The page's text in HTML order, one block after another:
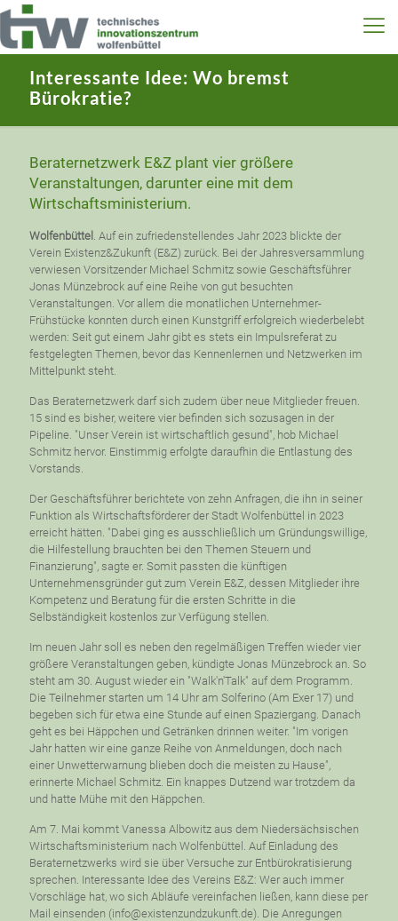
Interessante Idee: Wo bremst
Bürokratie?
Beraternetzwerk E&Z plant vier größere
Veranstaltungen, darunter eine mit dem
Wirtschaftsministerium.
Wolfenbüttel . Auf ein zufriedenstellendes Jahr 2023 blickte der
Verein Existenz&Zukunft (E&Z) zurück. Bei der Jahresversammlung
verwiesen Vorsitzender Michael Schmitz sowie Geschäftsführer
Jonas Münzebrock auf eine Reihe von gut besuchten
Veranstaltungen. Vor allem die monatlichen Unternehmer-
Frühstücke konnten durch einen Kunstgriff erfolgreich wiederbelebt
werden: Seit gut einem Jahr gibt es stets ein Impulsreferat zu
festgelegten Themen, bevor das Kennenlernen und Netzwerken im
Mittelpunkt steht.
Das Beraternetzwerk darf sich zudem über neue Mitglieder freuen.
15 sind es bisher, weitere vier befinden sich sozusagen in der
Pipeline. "Unser Verein ist wirtschaftlich gesund", hob Michael
Schmitz hervor. Einstimmig erfolgte daraufhin die Entlastung des
Vorstands.
Der Geschäftsführer berichtete von zehn Anfragen, die ihn in seiner
Funktion als Wirtschaftsförderer der Stadt Wolfenbüttel in 2023
erreicht hätten. "Dabei ging es ausschließlich um Gründungswillige,
die Hilfestellung brauchten bei den Themen Steuern und
Finanzierung", sagte er. Somit passten die künftigen
Unternehmensgründer gut zum Verein E&Z, dessen Mitglieder ihre
Kompetenz und Beratung für die ersten Schritte in die
Selbständigkeit kostenlos zur Verfügung stellen.
Im neuen Jahr soll es neben den regelmäßigen Treffen wieder vier
größere Veranstaltungen geben, kündigte Jonas Münzebrock an. So
steht am 30. August wieder ein "Walk'n'Talk" auf dem Programm.
Die Teilnehmer starten um 14 Uhr am Solferino (Am Exer 17) und
begeben sich für etwa eine Stunde auf einen Spaziergang. Danach
geht es bei Häppchen und Getränken drinnen weiter. "Im vorigen
Jahr hatten wir eine ganze Reihe von Anmeldungen, doch nach
einer Unwetterwarnung blieben doch die meisten zu Hause",
erinnerte Michael Schmitz. Ein knappes Dutzend war trotzdem da
und hatte Mühe mit den Häppchen.
Am 7. Mai kommt Vanessa Albowitz aus dem Niedersächsischen
Wirtschaftsministerium nach Wolfenbüttel. Auf Einladung des
Beraternetzwerks wird sie über Versuche zur Entbürokratisierung
sprechen. Interessante Idee des Vereins E&Z: Wer auch immer
Vorschläge hat, wo sich Abläufe vereinfachen ließen, kann diese per
Mail einsenden (info@existenzundzukunft.de). Die Anregungen